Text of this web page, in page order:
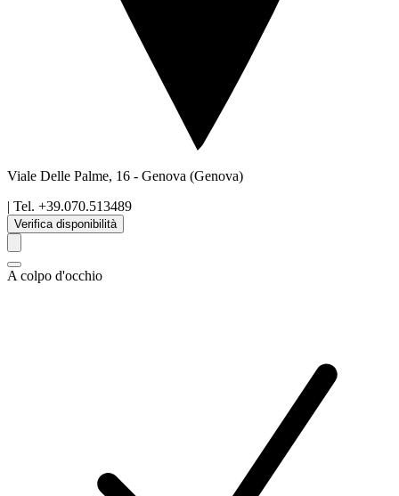
Viale Delle Palme, 16 - Genova (Genova)
| Tel. +39.070.513489
Verifica disponibilità
A colpo d'occhio